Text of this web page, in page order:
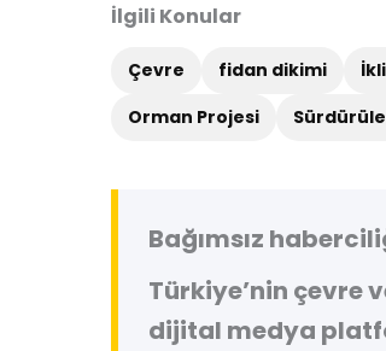
İlgili Konular
Çevre fidan dikimi
Orman Projesi
Bağımsız
Türkiye’nin çevre
dijital medya